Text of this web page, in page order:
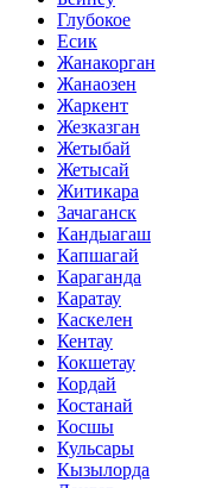
Глубокое
Есик
Жанакорган
Жанаозен
Жаркент
Жезказган
Жетыбай
Жетысай
Житикара
Зачаганск
Кандыагаш
Капшагай
Караганда
Каратау
Каскелен
Кентау
Кокшетау
Кордай
Костанай
Косшы
Кульсары
Кызылорда